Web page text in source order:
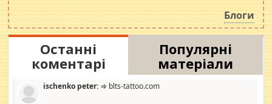
роздувається ще одна соціальна катастрофа.
Блоги
Останні
коментарі
Популярні
матеріали
ischenko peter: ⇒ blts-tattoo.com